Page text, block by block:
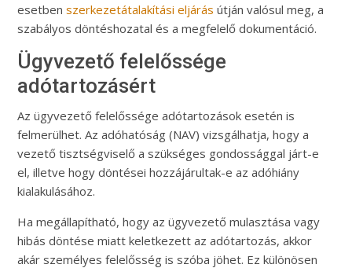
esetbenszerkezetátalakítási eljárás útján valósul meg, a
szabályos döntéshozatal és a megfelelő dokumentáció.
Ügyvezető felelőssége
adótartozásért
Az ügyvezető felelőssége adótartozások esetén is
felmerülhet. Az adóhatóság (NAV) vizsgálhatja, hogy a
vezető tisztségviselő a szükséges gondossággal járt-e
el, illetve hogy döntései hozzájárultak-e az adóhiány
kialakulásához.
Ha megállapítható, hogy az ügyvezető mulasztása vagy
hibás döntése miatt keletkezett az adótartozás, akkor
akár személyes felelősség is szóba jöhet. Ez különösen